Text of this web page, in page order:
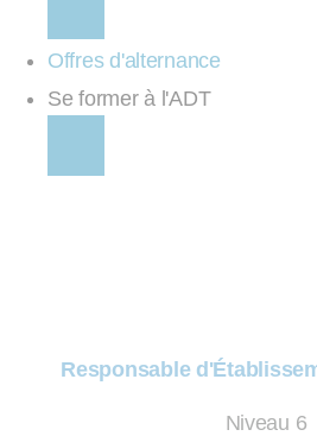
Offres d'alternance
Se former à l'ADT
Responsable
Niveau 6